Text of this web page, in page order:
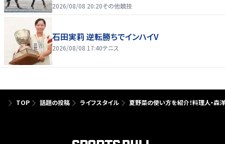
2026/08/08 20:20その他競技
石田実莉 逆転勝ちでインハイV
2026/08/08 17:40テニス
TOP 話題の投稿 ライフスタイル 夏野菜の使い方を紹介！料理人・森洋